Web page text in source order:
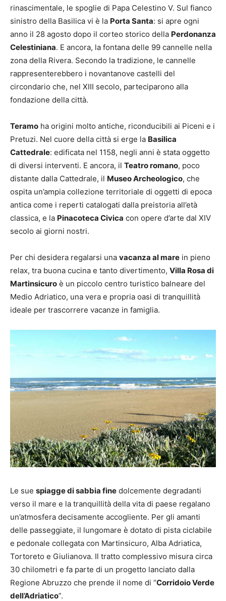
rinascimentale, le spoglie di Papa Celestino V. Sul fianco
sinistro della Basilica vi è la Porta Santa: si apre ogni
anno il 28 agosto dopo il corteo storico della Perdonanza
Celestiniana. E ancora, la fontana delle 99 cannelle nella
zona della Rivera. Secondo la tradizione, le cannelle
rappresenterebbero i novantanove castelli del
circondario che, nel XIII secolo, parteciparono alla
fondazione della città.
Teramo ha origini molto antiche, riconducibili ai Piceni e i
Pretuzi. Nel cuore della città si erge la Basilica
Cattedrale: edificata nel 1158, negli anni è stata oggetto
di diversi interventi. E ancora, il Teatro romano, poco
distante dalla Cattedrale, il Museo Archeologico, che
ospita un’ampia collezione territoriale di oggetti di epoca
antica come i reperti catalogati dalla preistoria all’età
classica, e la Pinacoteca Civica con opere d’arte dal XIV
secolo ai giorni nostri.
Per chi desidera regalarsi una vacanza al mare in pieno
relax, tra buona cucina e tanto divertimento, Villa Rosa di
Martinsicuro è un piccolo centro turistico balneare del
Medio Adriatico, una vera e propria oasi di tranquillità
ideale per trascorrere vacanze in famiglia.
Le sue spiagge di sabbia fine dolcemente degradanti
verso il mare e la tranquillità della vita di paese regalano
un’atmosfera decisamente accogliente. Per gli amanti
delle passeggiate, il lungomare è dotato di pista ciclabile
e pedonale collegata con Martinsicuro, Alba Adriatica,
Tortoreto e Giulianova. Il tratto complessivo misura circa
30 chilometri e fa parte di un progetto lanciato dalla
Regione Abruzzo che prende il nome di “Corridoio Verde
dell’Adriatico”.